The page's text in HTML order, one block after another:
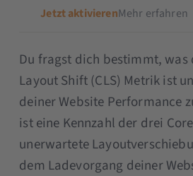
Jetzt aktivierenMehr erfahren
Du fragst dich bestimmt, was
Layout Shift (CLS) Metrik ist
deiner Website Performance
ist eine Kennzahl der drei
unerwartete
dem Ladevorgang deiner